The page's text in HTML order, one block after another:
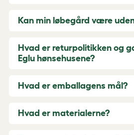
Kan min løbegård være
Hvad er returpolitikken og
Eglu hønsehusene?
Hvad er emballagens mål?
Hvad er materialerne?